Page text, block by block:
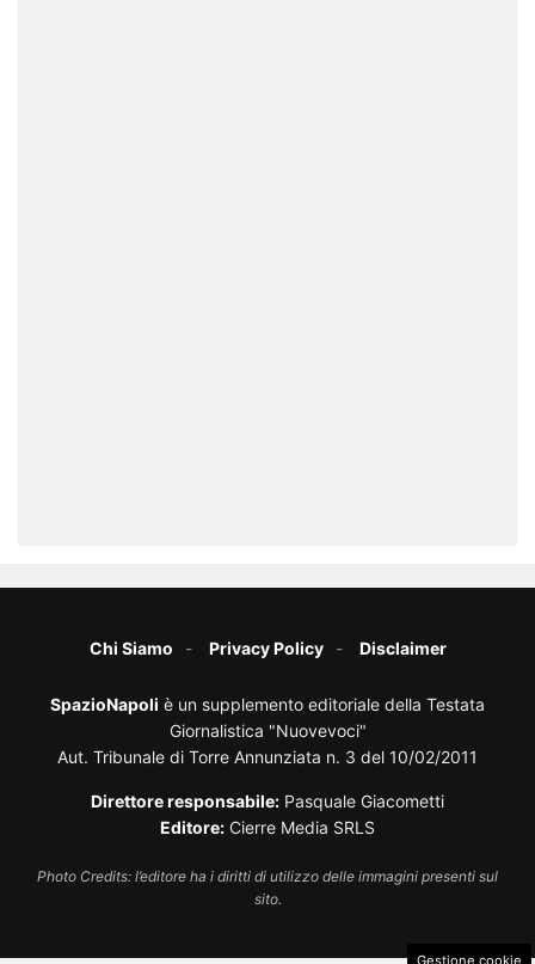
Chi Siamo Privacy Policy Disclaimer
SpazioNapoli è un supplemento editoriale della Testata
Giornalistica "Nuovevoci"
Aut. Tribunale di Torre Annunziata n. 3 del 10/02/2011
Direttore responsabile: Pasquale Giacometti
Editore: Cierre Media SRLS
Photo Credits: l’editore ha i diritti di utilizzo delle immagini presenti sul
sito.
Gestione cookie